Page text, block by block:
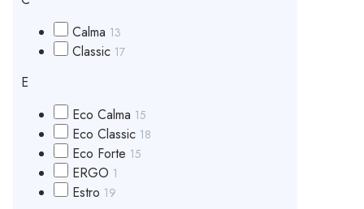
Calma 13
Classic 17
E
Eco Calma 15
Eco Classic 18
Eco Forte 15
ERGO 1
Estro 19